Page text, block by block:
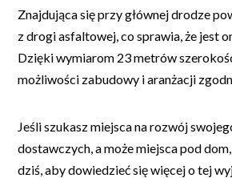
Znajdująca się przy głównej drodze
z drogi asfaltowej, co sprawia, że jest
Dzięki wymiarom 23 metrów
możliwości zabudowy i aranżacji
Jeśli szukasz miejsca na rozwój
dostawczych, a może miejsca pod
dziś, aby dowiedzieć się więcej o tej